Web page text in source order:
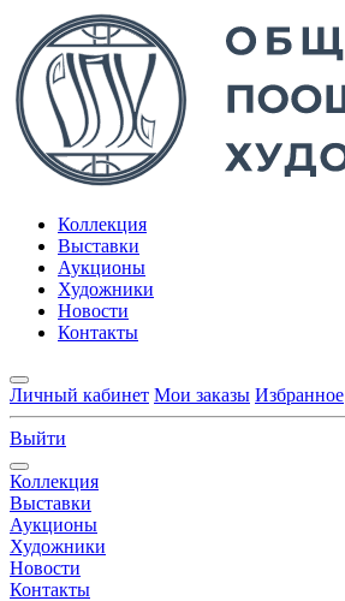
Коллекция
Выставки
Аукционы
Художники
Новости
Контакты
Личный кабинет Мои заказы Избранное
Выйти
Коллекция
Выставки
Аукционы
Художники
Новости
Контакты